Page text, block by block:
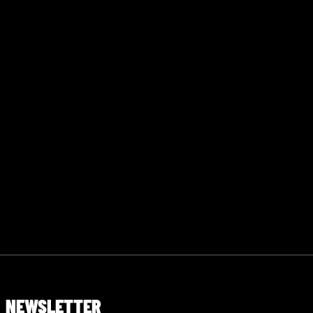
NEWSLETTER